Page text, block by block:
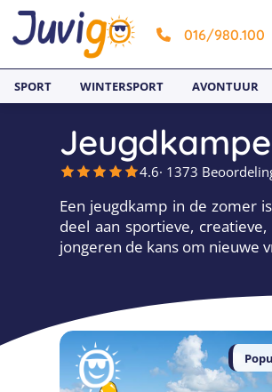
016/980.100
SPORT WINTERSPORT AVONTUUR
4.6· 1373
Een jeugdkamp in de zomer
deel aan sportieve,
jongeren de kans om nieuwe